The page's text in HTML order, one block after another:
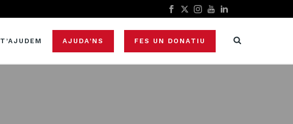
T’AJUDEM AJUDA’NS FES UN DONATIU